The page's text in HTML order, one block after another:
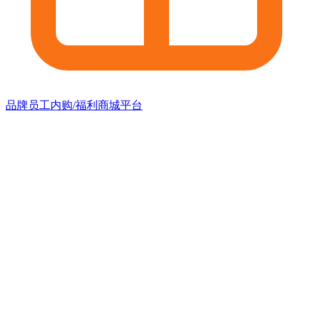
品牌员工内购/福利商城平台